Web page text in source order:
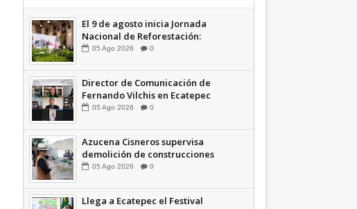
El 9 de agosto inicia Jornada
Nacional de Reforestación:
presidenta Sheinbaum +Video
05 Ago 2026 0
Director de Comunicación de
Fernando Vilchis en Ecatepec
financió publicaciones en redes
Cisneros: TEEM | INFORMATIVA
05 Ago 2026 0
Azucena Cisneros supervisa
demolición de construcciones
ilegales en zona federal
05 Ago 2026 0
Llega a Ecatepec el Festival